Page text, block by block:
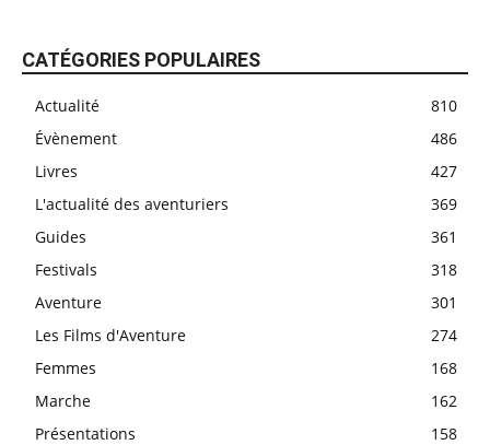
CATÉGORIES POPULAIRES
Actualité
810
Évènement
486
Livres
427
L'actualité des aventuriers
369
Guides
361
Festivals
318
Aventure
301
Les Films d'Aventure
274
Femmes
168
Marche
162
Présentations
158